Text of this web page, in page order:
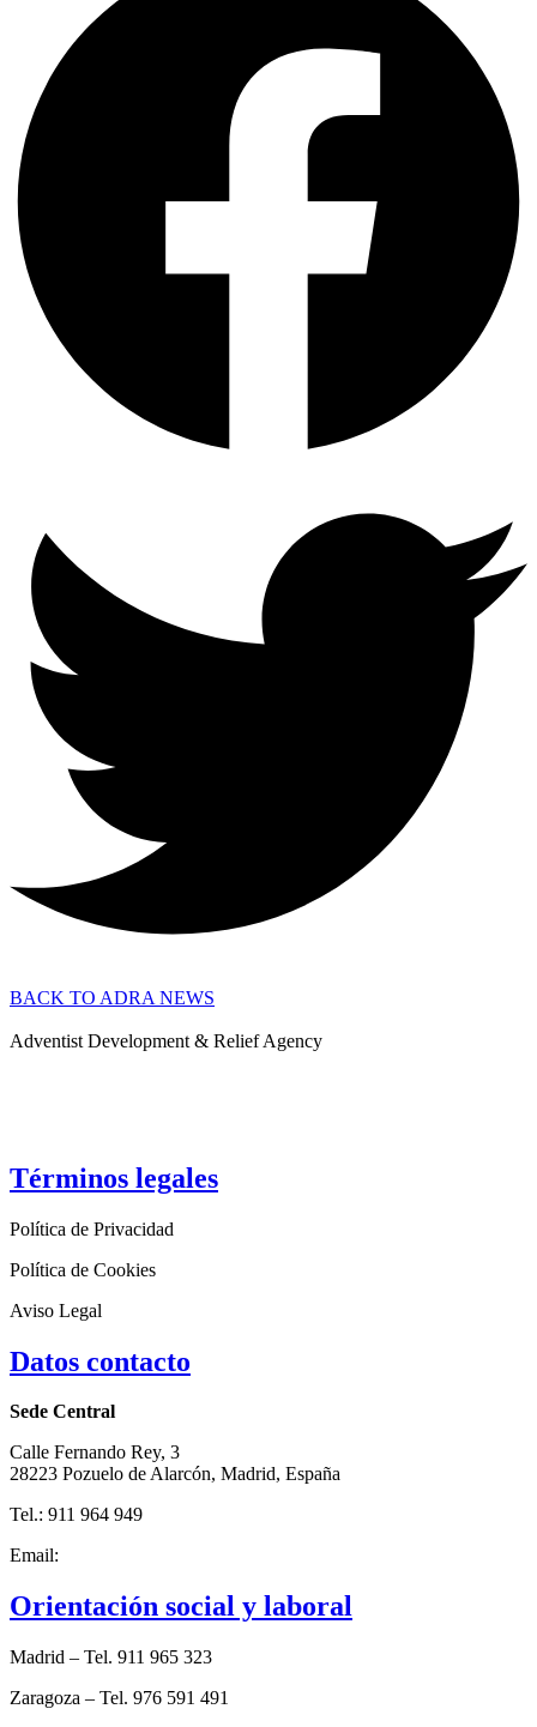
BACK TO ADRA NEWS
Adventist Development & Relief Agency
Términos legales
Política de Privacidad
Política de Cookies
Aviso Legal
Datos contacto
Sede Central
Calle Fernando Rey, 3
28223 Pozuelo de Alarcón, Madrid, España
Tel.: 911 964 949
Email:
Orientación social y laboral
Madrid – Tel. 911 965 323
Zaragoza – Tel. 976 591 491